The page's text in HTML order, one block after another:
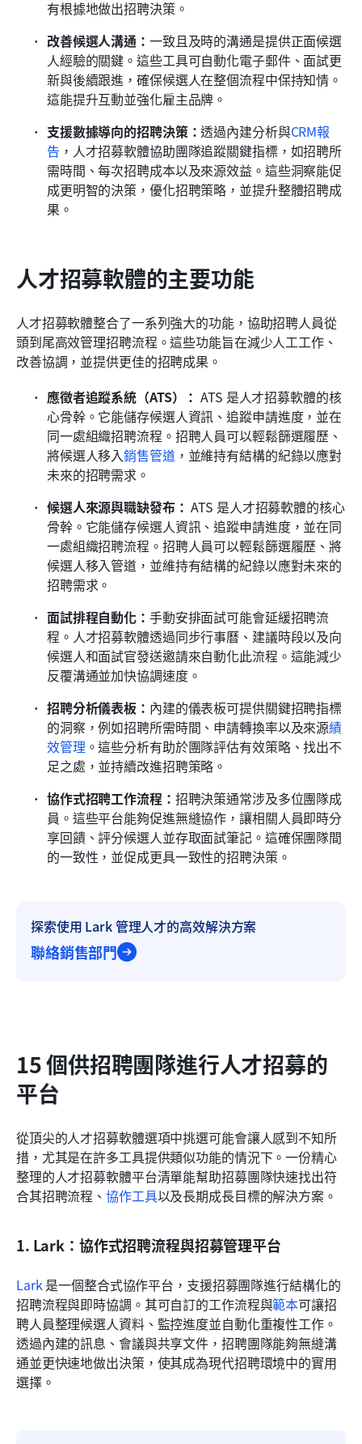
有根據地做出招聘決策。
改善候選人溝通： 一致且及時的溝通是提供正面候選
人經驗的關鍵。這些工具可自動化電子郵件、面試更
新與後續跟進，確保候選人在整個流程中保持知情。
這能提升互動並強化雇主品牌。
支援數據導向的招聘決策：透過內建分析與CRM報
告 ，人才招募軟體協助團隊追蹤關鍵指標，如招聘所
需時間、每次招聘成本以及來源效益。這些洞察能促
成更明智的決策，優化招聘策略，並提升整體招聘成
果。
人才招募軟體的主要功能
人才招募軟體整合了一系列強大的功能，協助招聘人員從
頭到尾高效管理招聘流程。這些功能旨在減少人工工作、
改善協調，並提供更佳的招聘成果。
應徵者追蹤系統（ATS）： ATS 是人才招募軟體的核
心骨幹。它能儲存候選人資訊、追蹤申請進度，並在
同一處組織招聘流程。招聘人員可以輕鬆篩選履歷、
將候選人移入銷售管道 ，並維持有結構的紀錄以應對
未來的招聘需求。
候選人來源與職缺發布： ATS 是人才招募軟體的核心
骨幹。它能儲存候選人資訊、追蹤申請進度，並在同
一處組織招聘流程。招聘人員可以輕鬆篩選履歷、將
候選人移入管道，並維持有結構的紀錄以應對未來的
招聘需求。
面試排程自動化： 手動安排面試可能會延緩招聘流
程。人才招募軟體透過同步行事曆、建議時段以及向
候選人和面試官發送邀請來自動化此流程。這能減少
反覆溝通並加快協調速度。
招聘分析儀表板： 內建的儀表板可提供關鍵招聘指標
的洞察，例如招聘所需時間、申請轉換率以及來源績
效管理 。這些分析有助於團隊評估有效策略、找出不
足之處，並持續改進招聘策略。
協作式招聘工作流程： 招聘決策通常涉及多位團隊成
員。這些平台能夠促進無縫協作，讓相關人員即時分
享回饋、評分候選人並存取面試筆記。這確保團隊間
的一致性，並促成更具一致性的招聘決策。
探索使用 Lark 管理人才的高效解決方案
聯絡銷售部門
15 個供招聘團隊進行人才招募的
平台
從頂尖的人才招募軟體選項中挑選可能會讓人感到不知所
措，尤其是在許多工具提供類似功能的情況下。一份精心
整理的人才招募軟體平台清單能幫助招募團隊快速找出符
合其招聘流程、協作工具以及長期成長目標的解決方案。
1. Lark：協作式招聘流程與招募管理平台
Lark 是一個整合式協作平台，支援招募團隊進行結構化的
招聘流程與即時協調。其可自訂的工作流程與範本可讓招
聘人員整理候選人資料、監控進度並自動化重複性工作。
透過內建的訊息、會議與共享文件，招聘團隊能夠無縫溝
通並更快速地做出決策，使其成為現代招聘環境中的實用
選擇。